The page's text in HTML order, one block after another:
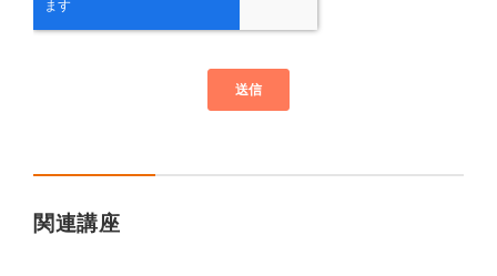
関連講座